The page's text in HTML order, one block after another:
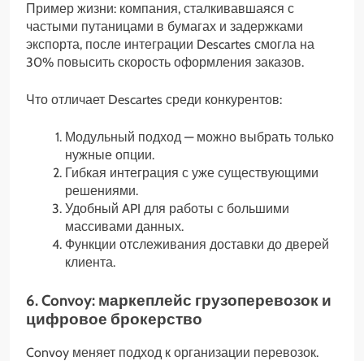
Пример жизни: компания, сталкивавшаяся с
частыми путаницами в бумагах и задержками
экспорта, после интеграции Descartes смогла на
30% повысить скорость оформления заказов.
Что отличает Descartes среди конкурентов:
Модульный подход — можно выбрать только
нужные опции.
Гибкая интеграция с уже существующими
решениями.
Удобный API для работы с большими
массивами данных.
Функции отслеживания доставки до дверей
клиента.
6. Convoy: маркеплейс грузоперевозок и
цифровое брокерство
Convoy меняет подход к организации перевозок.